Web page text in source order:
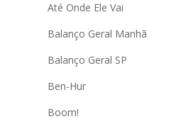
Até Onde Ele Vai
Balanço Geral Manhã
Balanço Geral SP
Ben-Hur
Boom!